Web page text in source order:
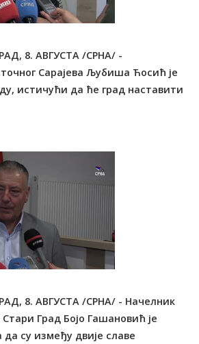
8. АВГУСТА /СРНА/ -
Сарајева Љубиша Ћосић је
истичући да ће град наставити
8. АВГУСТА /СРНА/ - Начелник
Град Бојо Гашановић је
су између двије славе